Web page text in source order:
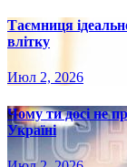
Таємниця
влітку
Июл 2, 2026
Чому ти досі не
Україні